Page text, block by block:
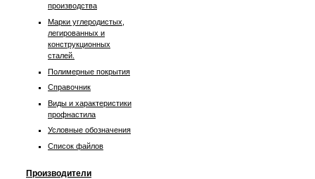
производства
Марки углеродистых,
легированных и
конструкционных
сталей.
Полимерные покрытия
Справочник
Виды и характеристики
профнастила
Условные обозначения
Список файлов
Производители